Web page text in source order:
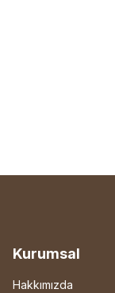
Kurumsal
Hakkımızda